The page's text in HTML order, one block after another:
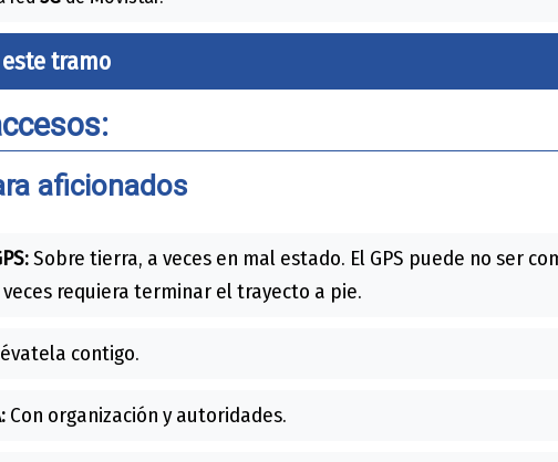
tramo
aficionados
Sobre tierra, a veces en mal estado. El GPS puede no ser
veces requiera terminar el trayecto a pie.
contigo.
Con organización y autoridades.